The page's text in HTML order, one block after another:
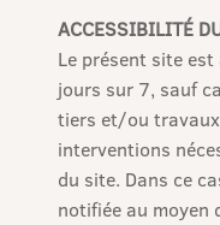
ACCESSIBILITÉ
Le présent site
jours sur 7, sauf
tiers et/ou
interventions
du site. Dans ce
notifiée au moyen